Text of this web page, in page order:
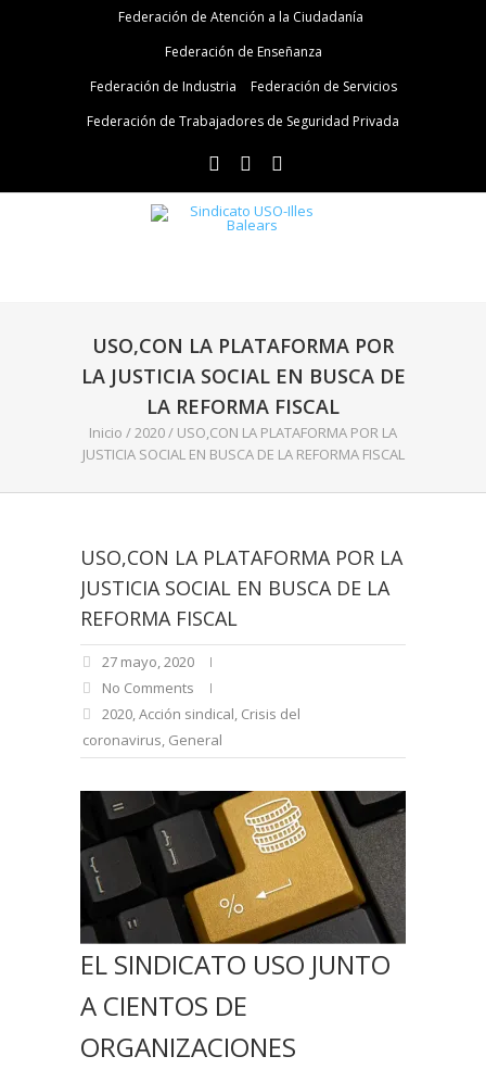
Federación de Atención a la Ciudadanía
Federación de Enseñanza
Federación de Industria
Federación de Servicios
Federación de Trabajadores de Seguridad Privada
USO,CON LA PLATAFORMA POR
LA JUSTICIA SOCIAL EN BUSCA DE
LA REFORMA FISCAL
Inicio /2020/ USO,CON LA PLATAFORMA POR LA
JUSTICIA SOCIAL EN BUSCA DE LA REFORMA FISCAL
USO,CON LA PLATAFORMA POR LA
JUSTICIA SOCIAL EN BUSCA DE LA
REFORMA FISCAL
27 mayo, 2020
No Comments
2020,Acción sindical, Crisis del
coronavirus, General
EL SINDICATO USO JUNTO
A CIENTOS DE
ORGANIZACIONES